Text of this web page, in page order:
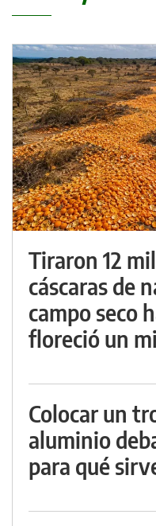
Tiraron 12
cáscaras de
campo seco
floreció un
Colocar un
aluminio
para qué